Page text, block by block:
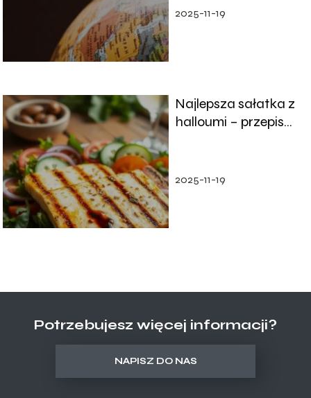
2025-11-19
Najlepsza sałatka z
halloumi – przepis
2025-11-19
Potrzebujesz więcej informacji?
NAPISZ DO NAS